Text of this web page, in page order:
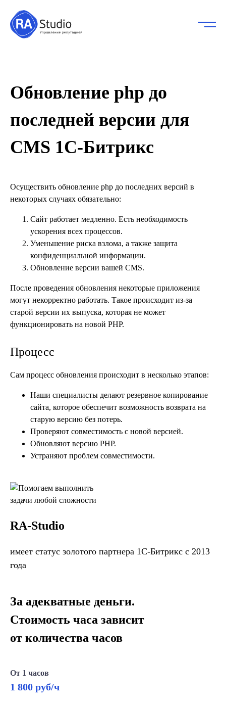
Обновление php до
последней версии для
CMS 1С-Битрикс
Осуществить обновление php до последних версий в
некоторых случаях обязательно:
Сайт работает медленно. Есть необходимость
ускорения всех процессов.
Уменьшение риска взлома, а также защита
конфиденциальной информации.
Обновление версии вашей CMS.
После проведения обновления некоторые приложения
могут некорректно работать. Такое происходит из-за
старой версии их выпуска, которая не может
функционировать на новой PHP.
Процесс
Сам процесс обновления происходит в несколько этапов:
Наши специалисты делают резервное копирование
сайта, которое обеспечит возможность возврата на
старую версию без потерь.
Проверяют совместимость с новой версией.
Обновляют версию PHP.
Устраняют проблем совместимости.
RA-Studio
имеет статус золотого партнера 1С-Битрикс с 2013
года
За адекватные деньги.
Стоимость часа зависит
от количества часов
От 1 часов
1 800 руб/ч